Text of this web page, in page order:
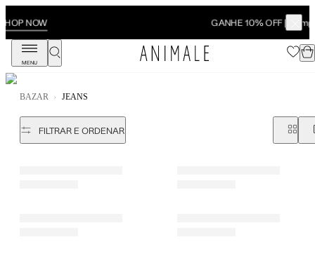
GANHE 10% OFF | Compre online e retire em loja SHOP NOW
MENU
BAZAR JEANS
FILTRAR E ORDENAR